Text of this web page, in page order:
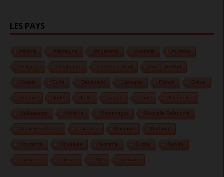
LES PAYS
Albanie Allemagne Angleterre Australie Autriche
Belgique Corée du Nord Corée du Sud
Danemark Espagne France Grèce
Hongrie Macédoine
Madagascar Mexique Montenegro Nouvelle Calédonie
Nouvelle Zélande Pays Bas Pologne Portugal
Roumanie Slovaquie Slovénie Suisse Taiwan
Thaïlande USA Vietnam